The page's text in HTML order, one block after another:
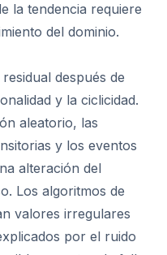
la tendencia requiere
del dominio.
después de
y la ciclicidad.
aleatorio, las
y los eventos
alteración del
Los algoritmos de
valores irregulares
por el ruido